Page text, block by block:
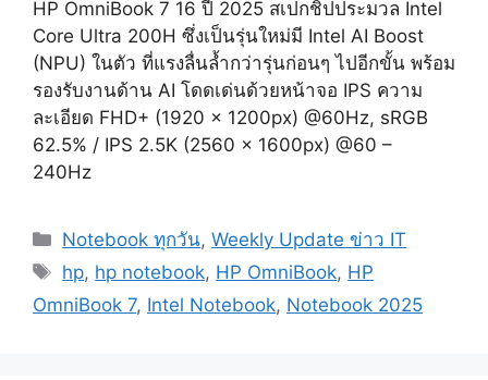
HP OmniBook 7 16 ปี 2025 สเปกชิปประมวล Intel
Core Ultra 200H ซึ่งเป็นรุ่นใหม่มี Intel AI Boost
(NPU) ในตัว ที่แรงลื่นล้ำกว่ารุ่นก่อนๆ ไปอีกขั้น พร้อม
รองรับงานด้าน AI โดดเด่นด้วยหน้าจอ IPS ความ
ละเอียด FHD+ (1920 x 1200px) @60Hz, sRGB
62.5% / IPS 2.5K (2560 x 1600px) @60 –
240Hz
Categories
Notebook ทุกวัน,Weekly Update ข่าว IT
Tags
hp, hp notebook, HP OmniBook, HP
OmniBook 7, Intel Notebook, Notebook 2025